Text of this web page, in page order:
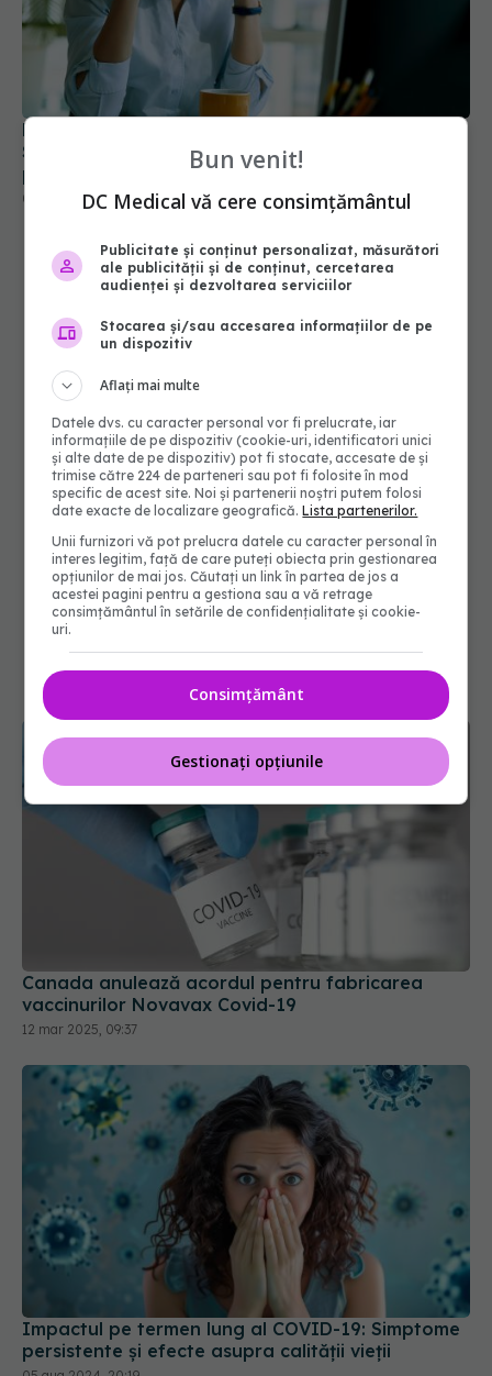
Răsturnare de situație în medicina post-COVID.
Scanările PET arată că oboseala cronică nu
provine din inflamația creierului
03 iun 2026, 22:38
Canada anulează acordul pentru fabricarea
vaccinurilor Novavax Covid-19
12 mar 2025, 09:37
Impactul pe termen lung al COVID-19: Simptome
persistente și efecte asupra calității vieții
05 aug 2024, 20:19
Bun venit!
DC Medical vă cere consimțământul
Publicitate și conținut personalizat, măsurători
ale publicității și de conținut, cercetarea
audienței și dezvoltarea serviciilor
Stocarea și/sau accesarea informațiilor de pe
un dispozitiv
Aflați mai multe
Datele dvs. cu caracter personal vor fi prelucrate, iar
informațiile de pe dispozitiv (cookie-uri, identificatori unici
și alte date de pe dispozitiv) pot fi stocate, accesate de și
trimise către 224 de parteneri sau pot fi folosite în mod
specific de acest site. Noi și partenerii noștri putem folosi
date exacte de localizare geografică.Lista partenerilor.
Unii furnizori vă pot prelucra datele cu caracter personal în
interes legitim, față de care puteți obiecta prin gestionarea
opțiunilor de mai jos. Căutați un link în partea de jos a
acestei pagini pentru a gestiona sau a vă retrage
consimțământul în setările de confidențialitate și cookie-
uri.
Consimțământ
Gestionați opțiunile